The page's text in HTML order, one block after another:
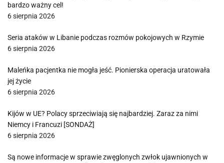
bardzo ważny cel!
6 sierpnia 2026
Seria ataków w Libanie podczas rozmów pokojowych w Rzymie
6 sierpnia 2026
Maleńka pacjentka nie mogła jeść. Pionierska operacja uratowała
jej życie
6 sierpnia 2026
Kijów w UE? Polacy sprzeciwiają się najbardziej. Zaraz za nimi
Niemcy i Francuzi [SONDAŻ]
6 sierpnia 2026
Są nowe informacje w sprawie zwęglonych zwłok ujawnionych w